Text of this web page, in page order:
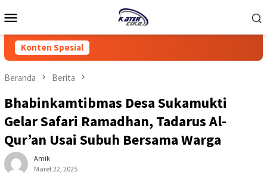
ke
Mobile
Konten Spesial
Beranda Berita
Bhabinkamtibmas Desa Sukamukti
Gelar Safari Ramadhan, Tadarus Al-
Qur’an Usai Subuh Bersama Warga
Amik
Maret 22, 2025